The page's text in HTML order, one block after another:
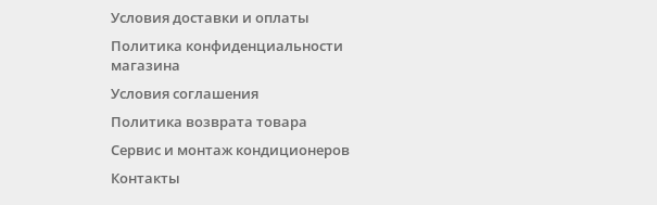
Условия доставки и оплаты
Политика конфиденциальности
магазина
Условия соглашения
Политика возврата товара
Сервис и монтаж кондиционеров
Контакты